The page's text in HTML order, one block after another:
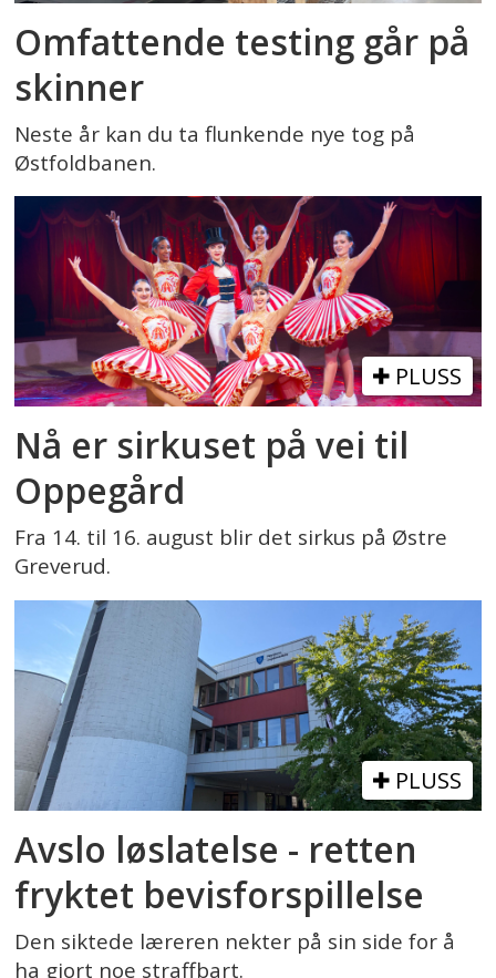
Omfattende testing går på
skinner
Neste år kan du ta flunkende nye tog på
Østfoldbanen.
PLUSS
Nå er sirkuset på vei til
Oppegård
Fra 14. til 16. august blir det sirkus på Østre
Greverud.
PLUSS
Avslo løslatelse - retten
fryktet bevisforspillelse
Den siktede læreren nekter på sin side for å
ha gjort noe straffbart.